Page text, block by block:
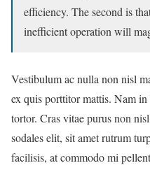
efficiency. The second is
inefficient operation will
Vestibulum ac nulla non nisl
ex quis porttitor mattis. Nam
tortor. Cras vitae purus non
sodales elit, sit amet rutrum
facilisis, at commodo mi